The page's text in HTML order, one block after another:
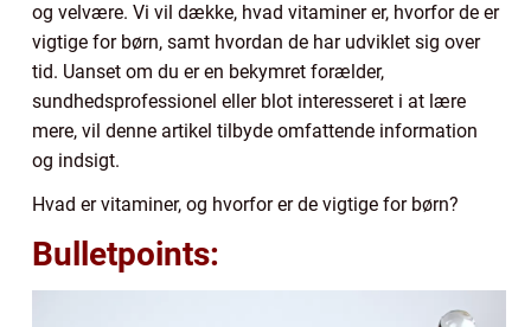
og velvære. Vi vil dække, hvad vitaminer er, hvorfor de er
vigtige for børn, samt hvordan de har udviklet sig over
tid. Uanset om du er en bekymret forælder,
sundhedsprofessionel eller blot interesseret i at lære
mere, vil denne artikel tilbyde omfattende information
og indsigt.
Hvad er vitaminer, og hvorfor er de vigtige for børn?
Bulletpoints: